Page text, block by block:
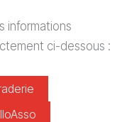
informations
ci-dessous :